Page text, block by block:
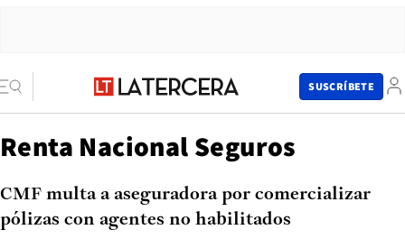
SUSCRÍBETE
Renta Nacional Seguros
CMF multa a aseguradora por comercializar
pólizas con agentes no habilitados